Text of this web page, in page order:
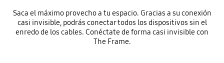
Saca el máximo provecho a tu espacio. Gracias a su conexión
casi invisible, podrás conectar todos los dispositivos sin el
enredo de los cables. Conéctate de forma casi invisible con
The Frame.